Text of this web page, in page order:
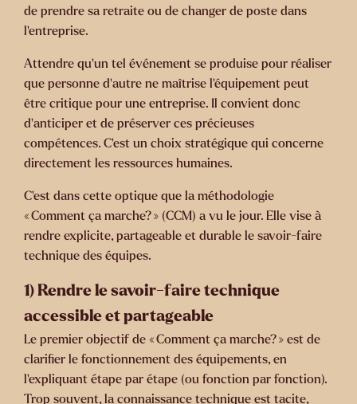
de prendre sa retraite ou de changer de poste dans
l’entreprise.
Attendre qu’un tel événement se produise pour réaliser
que personne d’autre ne maîtrise l’équipement peut
être critique pour une entreprise. Il convient donc
d’anticiper et de préserver ces précieuses
compétences. C’est un choix stratégique qui concerne
directement les ressources humaines.
C’est dans cette optique que la méthodologie
«Comment ça marche?» (CCM) a vu le jour. Elle vise à
rendre explicite, partageable et durable le savoir-faire
technique des équipes.
1) Rendre le savoir-faire technique
accessible et partageable
Le premier objectif de « Comment ça marche? » est de
clarifier le fonctionnement des équipements, en
l’expliquant étape par étape (ou fonction par fonction).
Trop souvent, la connaissance technique est tacite,